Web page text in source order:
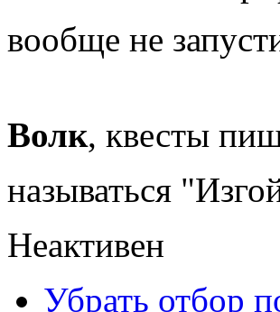
вообще не
Волк, квесты
называться
Неактивен
Убрать отбор